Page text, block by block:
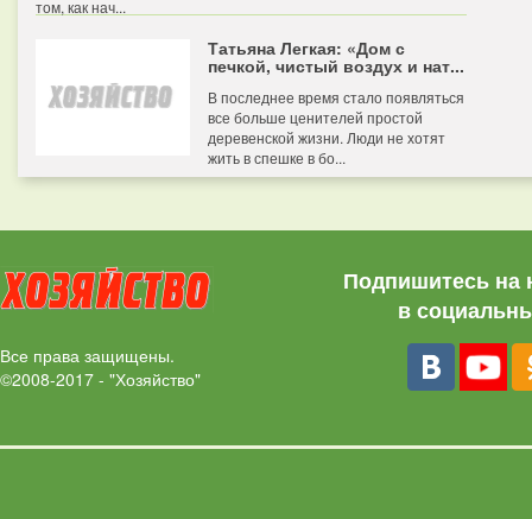
том, как нач...
Татьяна Легкая: «Дом с
печкой, чистый воздух и нат...
В последнее время стало появляться
все больше ценителей простой
деревенской жизни. Люди не хотят
жить в спешке в бо...
Все права защищены.
©2008-2017 - "Хозяйство"
Подпишитесь на
в